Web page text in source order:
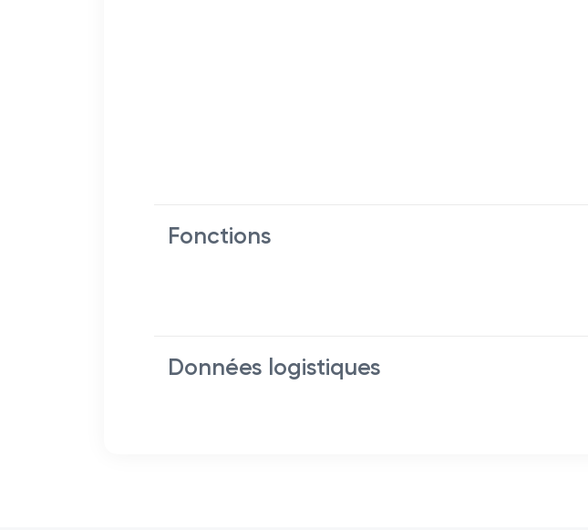
Fonctions
Données logistiques